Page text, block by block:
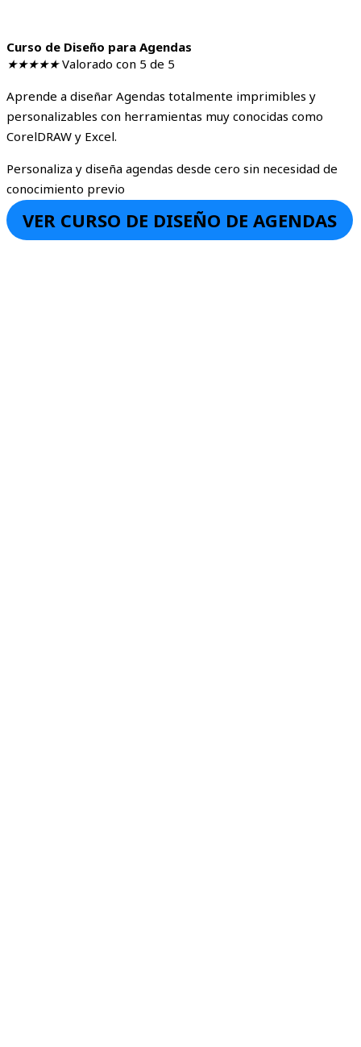
Curso de Diseño para Agendas
★★★★★ Valorado con 5 de 5
Aprende a diseñar Agendas totalmente imprimibles y
personalizables con herramientas muy conocidas como
CorelDRAW y Excel.
Personaliza y diseña agendas desde cero sin necesidad de
conocimiento previo
VER CURSO DE DISEÑO DE AGENDAS